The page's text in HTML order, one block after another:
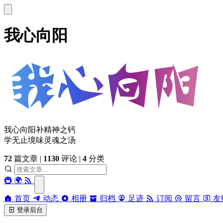
我心向阳
我心向阳补精神之钙
学无止境味灵魂之汤
72 篇文章 | 1130 评论 | 4 分类
🚇 🌍
首页 动态 相册 归档 足迹 订阅 留言 友
登录后台